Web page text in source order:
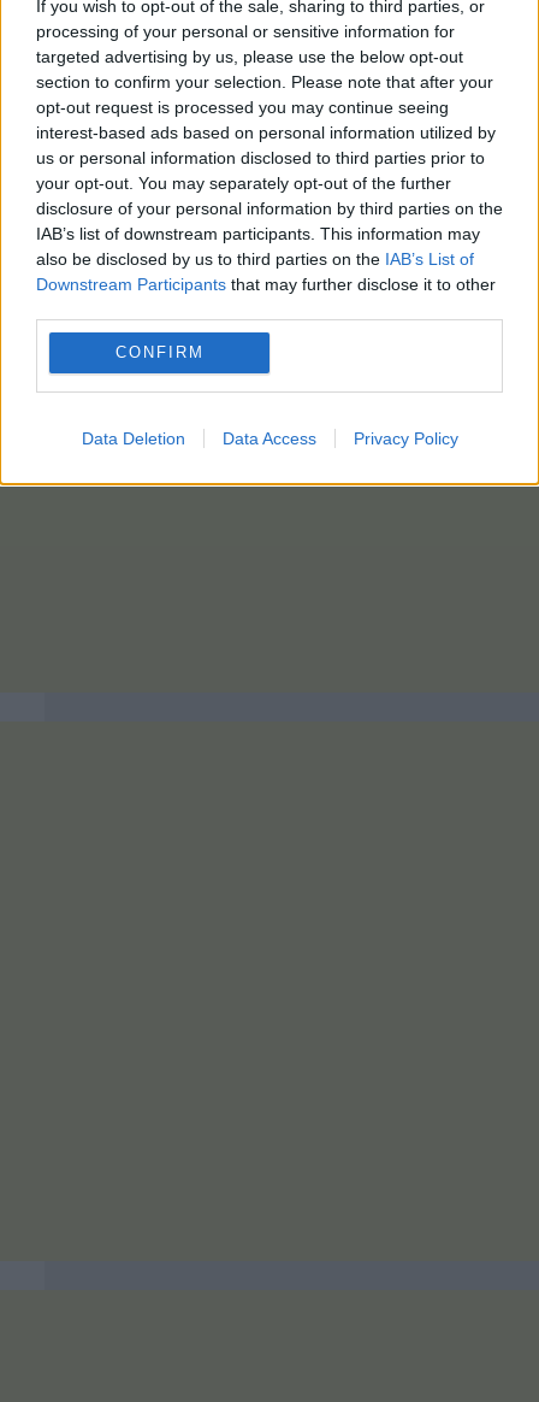
If you wish to opt-out of the sale, sharing to third parties, or
processing of your personal or sensitive information for
targeted advertising by us, please use the below opt-out
section to confirm your selection. Please note that after your
opt-out request is processed you may continue seeing
interest-based ads based on personal information utilized by
us or personal information disclosed to third parties prior to
your opt-out. You may separately opt-out of the further
disclosure of your personal information by third parties on the
IAB’s list of downstream participants. This information may
also be disclosed by us to third parties on the IAB’s List of
Downstream Participants that may further disclose it to other
CONFIRM
Data Deletion Data Access Privacy Policy